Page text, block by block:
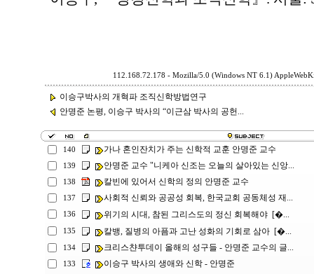
112.168.72.178 - Mozilla/5.0 (Windows NT 6.1)
이승구박사의 개혁파 조직신학방법연구
안명준 논평, 이승구 박사의 “이근삼 박사의 공헌...
140 가나 혼인잔치가 주는 신학적 교훈 안명준 교수
139 안명준 교수 "니케아 신조는 오늘의 살아있는 신앙...
138 칼빈에 있어서 신학의 정의 안명준 교수
137 사회적 신뢰와 공공성 회복, 한국교회 공동체성 재...
136 위기의 시대, 참된 그리스도의 정신 회복해야 [�...
135 칼뱅, 질병의 아픔과 고난 성화의 기회로 삼아 [�...
134 크리스챤투데이 올해의 성구들 - 안명준 교수의 글...
133 이승구 박사의 생애와 신학 - 안명준